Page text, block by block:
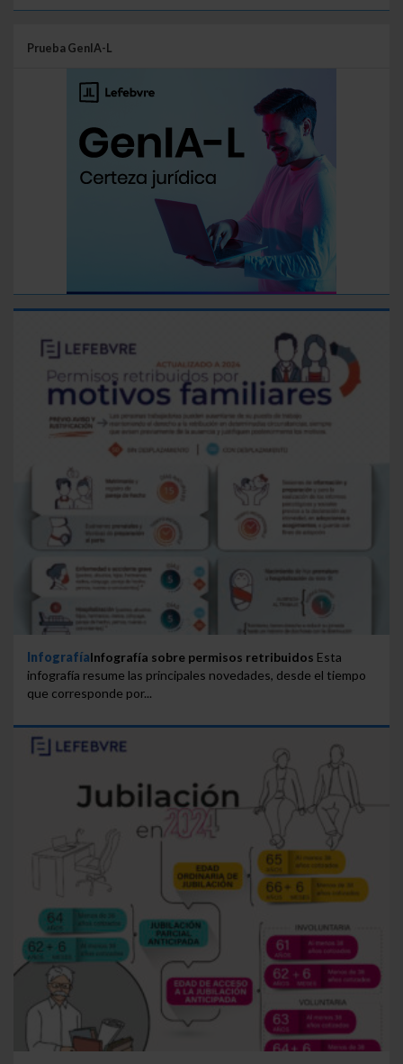
Prueba GenIA-L
InfografíaInfografía sobre permisos retribuidos Esta
infografía resume las principales novedades, desde el tiempo
que corresponde por...